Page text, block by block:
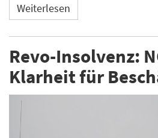
Weiterlesen
Revo-Insolvenz:
Klarheit für